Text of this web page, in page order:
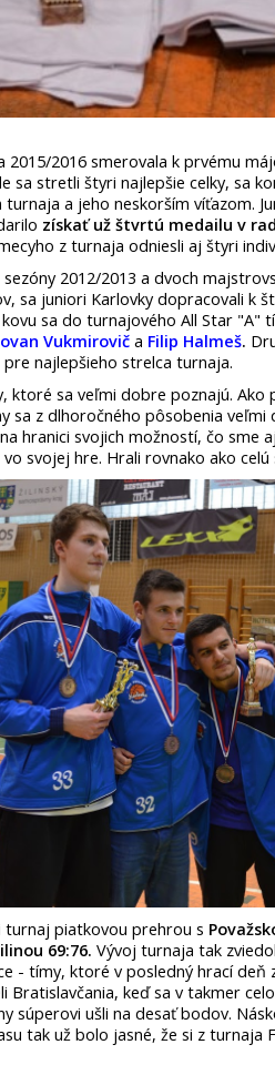
2015/2016 smerovala k prvému
sa stretli štyri najlepšie celky, sa
a jeho neskorším víťazom.
získať už štvrtú medailu v
z turnaja odniesli aj štyri
2012/2013 a dvoch
sa juniori Karlovky dopracovali k
sa do turnajového All Star "A"
Vukmirovič a Filip Halmeš.
najlepšieho strelca turnaja.
ktoré sa veľmi dobre poznajú.
sa z dlhoročného pôsobenia veľmi
hranici svojich možností, čo sme
vo svojej hre. Hrali rovnako ako
turnaj piatkovou prehrou s
69:76. Vývoj turnaja tak
- tímy, ktoré v posledný hrací
Bratislavčania, keď sa v takmer
súperovi ušli na desať bodov.
tak už bolo jasné, že si z turnaja